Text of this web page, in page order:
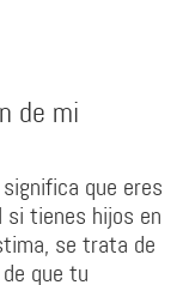
de mi
que eres
si tienes hijos en
se trata de
que tu